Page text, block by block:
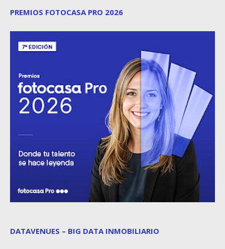
PREMIOS FOTOCASA PRO 2026
DATAVENUES – BIG DATA INMOBILIARIO